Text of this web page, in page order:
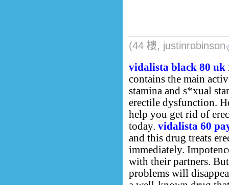
(44 樓, justinrobinson
vidalista black 80 uk
contains the main
stamina and s*xual
erectile dysfunction.
help you get rid of
today. vidalista 60
and this drug treats
immediately.
with their partners.
problems will